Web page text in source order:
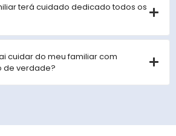
terá cuidado dedicado todos os
cuidar do meu familiar com
de verdade?